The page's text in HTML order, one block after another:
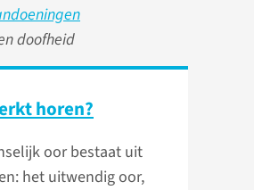
doofheid
horen?
oor bestaat uit
het uitwendig oor,